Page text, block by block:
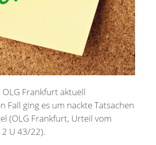
Frankfurt aktuell
Fall ging es um nackte Tatsachen
(OLG Frankfurt, Urteil vom
U 43/22).